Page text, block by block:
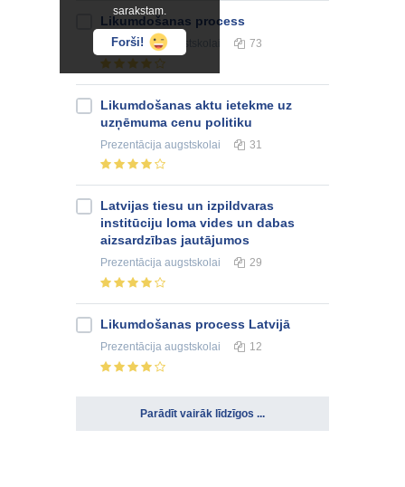
sarakstam.
Forši!
Likumdošanas process
Prezentācijaaugstskolai 73
Likumdošanas aktu ietekme uz
uzņēmuma cenu politiku
Prezentācija augstskolai 31
Latvijas tiesu un izpildvaras
institūciju loma vides un dabas
aizsardzības jautājumos
Prezentācija augstskolai 29
Likumdošanas process Latvijā
Prezentācija augstskolai 12
Parādīt vairāk līdzīgos ...